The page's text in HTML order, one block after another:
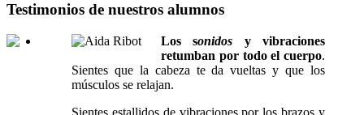
Testimonios de nuestros alumnos
Los sonidos y vibraciones
retumban por todo el cuerpo.
Sientes que la cabeza te da vueltas y que los
músculos se relajan.
Sientes estallidos de vibraciones por los brazos y